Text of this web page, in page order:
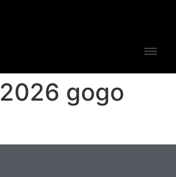
2026 gogo